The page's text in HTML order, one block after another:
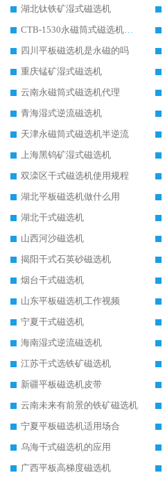
湖北钛铁矿湿式磁选机
CTB-1530永磁筒式磁选机代理商
四川平板磁选机是永磁的吗
重庆锰矿湿式磁选机
云南永磁筒式磁选机代理
青海湿式逆流磁选机
天津永磁筒式磁选机半逆流
上海黑钨矿湿式磁选机
双滦区干式磁选机使用规程
湖北平板磁选机做什么用
湖北干式磁选机
山西河沙磁选机
揭阳干式石英砂磁选机
烟台干式磁选机
山东平板磁选机工作视频
宁夏干式磁选机
海南湿式逆流磁选机
江苏干式选铁矿磁选机
新疆平板磁选机皮带
云南未来有前景的铁矿磁选机
宁夏平板磁选机适用场合
乌海干式磁选机的应用
广西平板高梯度磁选机